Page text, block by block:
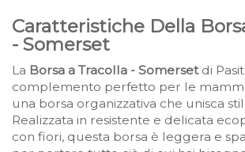
Caratteristiche Della
- Somerset
La Borsa a Tracolla - Somersetdi
complemento perfetto per le
una borsa organizzativa che unisca
Realizzata in resistente e delicata
con fiori, questa borsa è leggera e